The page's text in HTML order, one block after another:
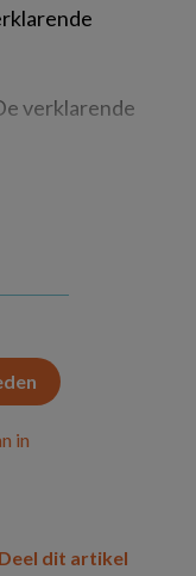
verklarende
in
Deel dit artikel